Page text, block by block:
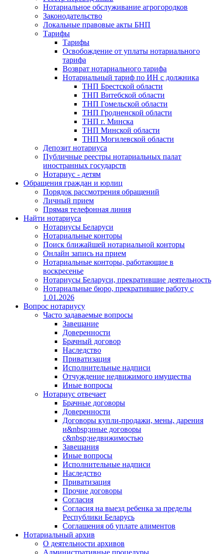
Нотариальное обслуживание агрогородков
Законодательство
Локальные правовые акты БНП
Тарифы
Тарифы
Освобождение от уплаты нотариального
тарифа
Возврат нотариального тарифа
Нотариальный тариф по ИН с должника
ТНП Брестской области
ТНП Витебской области
ТНП Гомельской области
ТНП Гродненской области
ТНП г. Минска
ТНП Минской области
ТНП Могилевской области
Депозит нотариуса
Публичные реестры нотариальных палат
иностранных государств
Нотариус - детям
Обращения граждан и юрлиц
Порядок рассмотрения обращений
Личный прием
Прямая телефонная линия
Найти нотариуса
Нотариусы Беларуси
Нотариальные конторы
Поиск ближайшей нотариальной конторы
Онлайн запись на прием
Нотариальные конторы, работающие в
воскресенье
Нотариусы Беларуси, прекратившие деятельность
Нотариальные бюро, прекратившие работу с
1.01.2026
Вопрос нотариусу
Часто задаваемые вопросы
Завещание
Доверенности
Брачный договор
Наследство
Приватизация
Исполнительные надписи
Отчуждение недвижимого имущества
Иные вопросы
Нотариус отвечает
Брачные договоры
Доверенности
Договоры купли-продажи, мены, дарения
и&nbsp;иные договоры
с&nbsp;недвижимостью
Завещания
Иные вопросы
Исполнительные надписи
Наследство
Приватизация
Прочие договоры
Согласия
Согласия на выезд ребенка за пределы
Республики Беларусь
Соглашения об уплате алиментов
Нотариальный архив
О деятельности архивов